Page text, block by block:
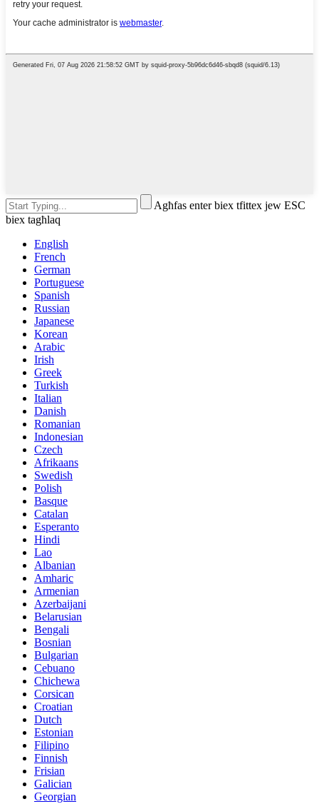
Agħfas enter biex tfittex jew ESC
biex tagħlaq
English
French
German
Portuguese
Spanish
Russian
Japanese
Korean
Arabic
Irish
Greek
Turkish
Italian
Danish
Romanian
Indonesian
Czech
Afrikaans
Swedish
Polish
Basque
Catalan
Esperanto
Hindi
Lao
Albanian
Amharic
Armenian
Azerbaijani
Belarusian
Bengali
Bosnian
Bulgarian
Cebuano
Chichewa
Corsican
Croatian
Dutch
Estonian
Filipino
Finnish
Frisian
Galician
Georgian